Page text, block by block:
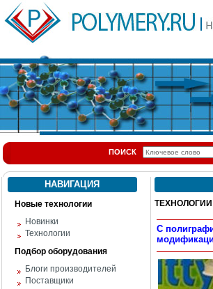
ПОИСК
НАВИГАЦИЯ
Новые технологии
Новинки
Технологии
Подбор оборудования
Блоги производителей
Поставщики
ТЕХНОЛОГИИ
С